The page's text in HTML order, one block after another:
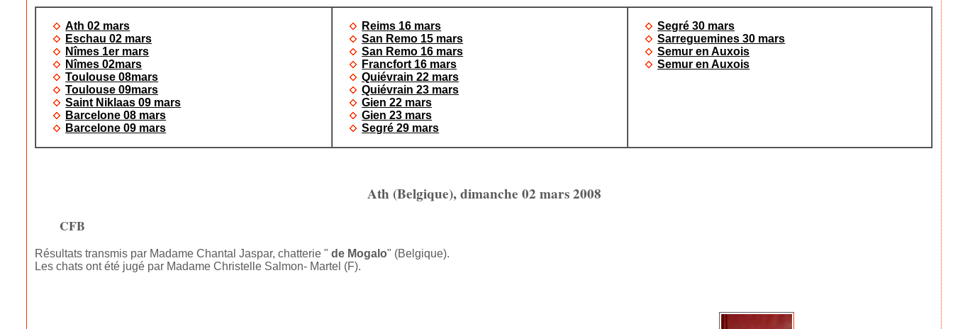
Ath 02 mars
Eschau 02 mars
Nîmes 1er mars
Nîmes 02mars
Toulouse 08mars
Toulouse 09mars
Saint Niklaas 09 mars
Barcelone 08 mars
Barcelone 09 mars
Reims 16 mars
San Remo 15 mars
San Remo 16 mars
Francfort 16 mars
Quiévrain 22 mars
Quiévrain 23 mars
Gien 22 mars
Gien 23 mars
Segré 29 mars
Segré 30 mars
Sarreguemines 30 mars
Semur en Auxois
Semur en Auxois
Ath (Belgique), dimanche 02 mars 2008
CFB
Résultats transmis par Madame Chantal Jaspar, chatterie " de Mogalo" (Belgique).
Les chats ont été jugé par Madame Christelle Salmon- Martel (F).